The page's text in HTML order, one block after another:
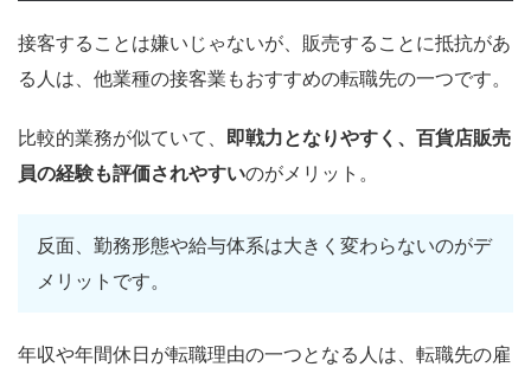
接客することは嫌いじゃないが、販売することに抵抗があ
る人は、他業種の接客業もおすすめの転職先の一つです。
比較的業務が似ていて、 即戦力となりやすく、百貨店販売
員の経験も評価されやすいのがメリット。
反面、勤務形態や給与体系は大きく変わらないのがデ
メリットです。
年収や年間休日が転職理由の一つとなる人は、転職先の雇